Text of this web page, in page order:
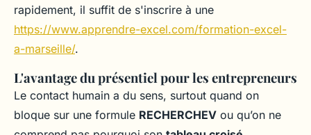
rapidement, il suffit de s'inscrire à une
https://www.apprendre-excel.com/formation-excel-
a-marseille/.
L'avantage du présentiel pour les entrepreneurs
Le contact humain a du sens, surtout quand on
bloque sur une formule RECHERCHEV ou qu’on ne